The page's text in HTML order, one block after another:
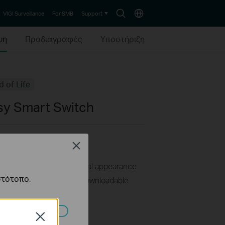
SearchChoose
VIGI Surveillance For SMB Support
Προδιαγραφές Υποστήριξη
of Life
Smart Switch
quality and professional appearance
user interface and downloadable
consumption
Close
Close